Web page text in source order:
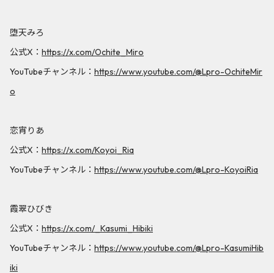
堕天みろ
公式X： https://x.com/Ochite_Miro
YouTubeチャンネル： https://www.youtube.com/@Lpro-OchiteMir
o
恋宵りあ
公式X： https://x.com/Koyoi_Ria
YouTubeチャンネル： https://www.youtube.com/@Lpro-KoyoiRia
霞翠ひびき
公式X： https://x.com/_Kasumi_Hibiki
YouTubeチャンネル： https://www.youtube.com/@Lpro-KasumiHib
iki